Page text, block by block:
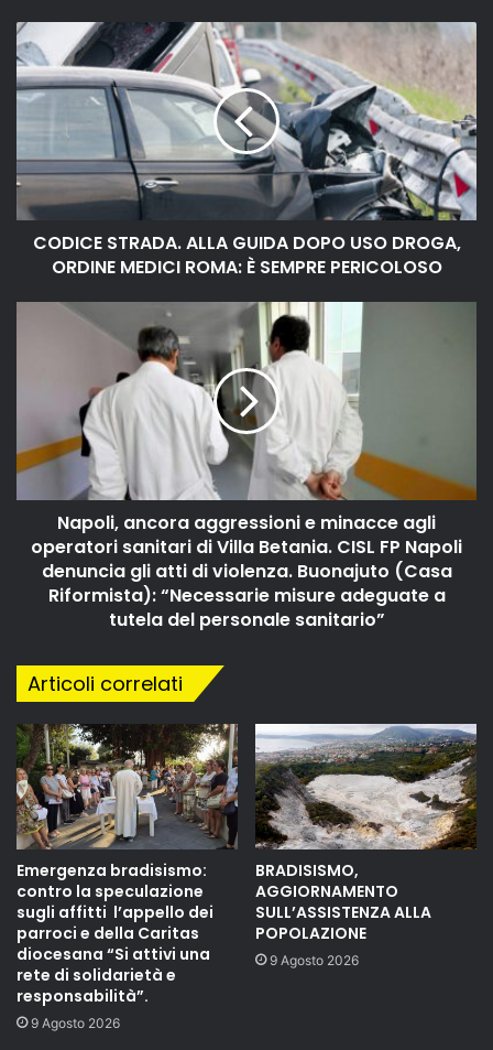
CODICE STRADA. ALLA GUIDA DOPO USO DROGA,
ORDINE MEDICI ROMA: È SEMPRE PERICOLOSO
Napoli, ancora aggressioni e minacce agli
operatori sanitari di Villa Betania. CISL FP Napoli
denuncia gli atti di violenza. Buonajuto (Casa
Riformista): “Necessarie misure adeguate a
tutela del personale sanitario”
Articoli correlati
Emergenza bradisismo:
contro la speculazione
sugli affitti l’appello dei
parroci e della Caritas
diocesana “Si attivi una
rete di solidarietà e
responsabilità”.
9 Agosto 2026
BRADISISMO,
AGGIORNAMENTO
SULL’ASSISTENZA ALLA
POPOLAZIONE
9 Agosto 2026